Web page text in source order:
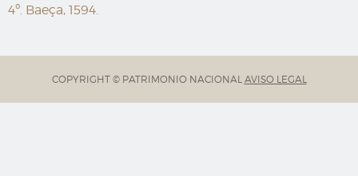
4º. Baeça, 1594.
COPYRIGHT © PATRIMONIO NACIONAL AVISO LEGAL